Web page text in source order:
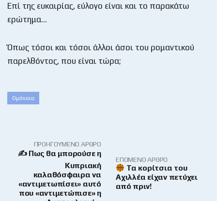
Επί της ευκαιρίας, εύλογο είναι και το παρακάτω
ερώτημα…
Όπως τόσοι και τόσοι άλλοι άσοι του ρομαντικού
παρελθόντος, που είναι τώρα;
Ομόνοια
ΠΡΟΗΓΟΎΜΕΝΟ ΆΡΘΡΟ
✍ Πως θα μπορούσε η
Κυπριακή
καλαθόσφαιρα να
«αντιμετωπίσει» αυτό
που «αντιμετώπισε» η
ΕΠΌΜΕΝΟ ΆΡΘΡΟ
Τα κορίτσια του
Αχιλλέα είχαν πετύχει
από πριν!